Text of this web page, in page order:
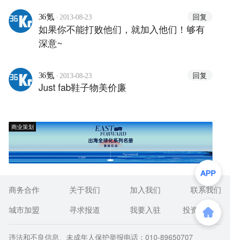
36氪 · 2013-08-23 回复
如果你不能打败他们，就加入他们！够有
深意~
36氪 · 2013-08-23 回复
Just fab鞋子物美价廉
商业策划
商务合作 关于我们 加入我们
联系我们
城市加盟
寻求报道 我要入驻 投资者关系
违法和不良信息、未成年人保护举报电话：010-89650707